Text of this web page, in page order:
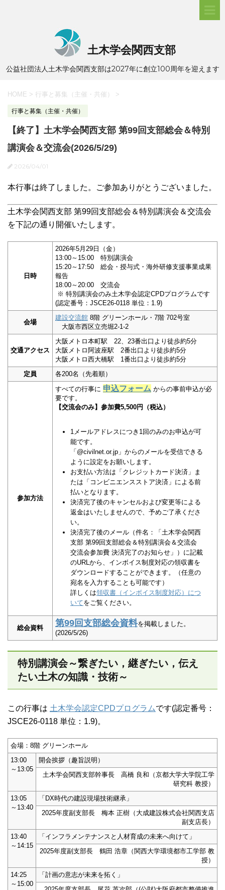
土木学会関西支部
公益社団法人土木学会関西支部は2027年に創立100周年を迎えます
HOME > 行事と募集（主催・共催） >
行事と募集（主催・共催）
【終了】土木学会関西支部 第99回支部総会＆特別
講演会＆交流会(2026/5/29)
2026/04/01
本行事は終了しました。ご参加ありがとうございました。
土木学会関西支部 第99回支部総会＆特別講演会＆交流会
を下記の通り開催いたします。
日時
2026年5月29日（金）
13:00～15:00 特別講演会
15:20～17:50 総会・授与式・海外研修支援事業成果
報告
18:00～20:00 交流会
※ 特別講演会のみ土木学会認定CPDプログラムです
(認定番号：JSCE26-0118 単位：1.9)
会場
建設交流館 8階 グリーンホール・7階 702号室
大阪市西区立売堀2-1-2
交通アクセス
大阪メトロ本町駅 22、23番出口より徒歩約5分
大阪メトロ阿波座駅 2番出口より徒歩約5分
大阪メトロ西大橋駅 1番出口より徒歩約5分
定員
各200名（先着順）
参加方法
すべての行事に 申込フォーム からの事前申込が必
要です。
【交流会のみ】参加費5,500円（税込）
1メールアドレスにつき1回のみのお申込が可
能です。
「@civilnet.or.jp」からのメールを受信できる
ように設定をお願いします。
お支払い方法は「クレジットカード決済」ま
たは「コンビニエンスストア決済」による前
払いとなります。
決済完了後のキャンセルおよび変更等による
返金はいたしませんので、予めご了承くださ
い。
決済完了後のメール（件名：「土木学会関西
支部 第99回支部総会＆特別講演会＆交流会
交流会参加費 決済完了のお知らせ」）に記載
のURLから、インボイス制度対応の領収書を
ダウンロードすることができます。（任意の
宛名を入力することも可能です）
詳しくは領収書（インボイス制度対応）につ
いてをご覧ください。
総会資料 第99回支部総会資料を掲載しました。
(2026/5/26)
特別講演会～繋ぎたい，継ぎたい，伝え
たい土木の知識・技術～
この行事は 土木学会認定CPDプログラムです(認定番号：
JSCE26-0118 単位：1.9)。
会場：8階 グリーンホール
13:00
～13:05
開会挨拶（趣旨説明）
土木学会関西支部幹事長 高橋 良和（京都大学大学院工学
研究科 教授）
13:05
～13:40
「DX時代の建設現場技術継承」
2025年度副支部長 梅本 正樹（大成建設株式会社関西支店
副支店長）
13:40
～14:15
「インフラメンテナンスと人材育成の未来へ向けて」
2025年度副支部長 鶴田 浩章（関西大学環境都市工学部 教
授）
14:25
～15:00
「計画の意志が未来を拓く」